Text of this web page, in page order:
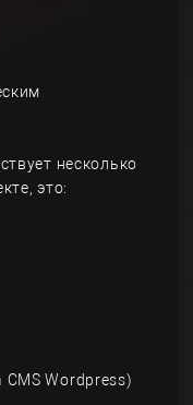
несколько
это:
Wordpress)